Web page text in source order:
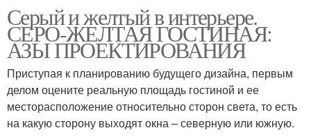
Серый и желтый в интерьере.
СЕРО-ЖЕЛТАЯ ГОСТИНАЯ:
АЗЫ ПРОЕКТИРОВАНИЯ
Приступая к планированию будущего дизайна, первым
делом оцените реальную площадь гостиной и ее
месторасположение относительно сторон света, то есть
на какую сторону выходят окна – северную или южную.